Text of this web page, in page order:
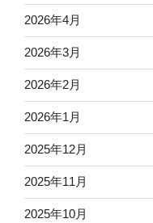
2026年4月
2026年3月
2026年2月
2026年1月
2025年12月
2025年11月
2025年10月